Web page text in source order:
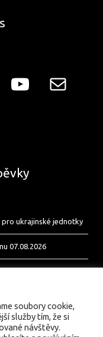
pro ukrajinské jednotky
07.08.2026
soubory cookie,
služby tím, že si
návštěvy.